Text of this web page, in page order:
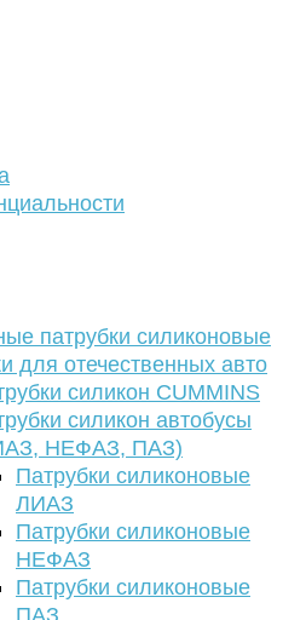
патрубки силиконовые
для отечественных авто
силикон CUMMINS
силикон автобусы
НЕФАЗ, ПАЗ)
Патрубки силиконовые
ЛИАЗ
Патрубки силиконовые
НЕФАЗ
Патрубки силиконовые
ПАЗ